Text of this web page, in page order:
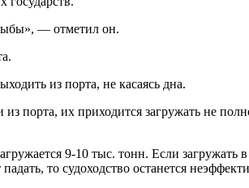
— отметил он.
из порта, не касаясь дна.
порта, их приходится загружать не
9-10 тыс. тонн. Если загружать
то судоходство останется